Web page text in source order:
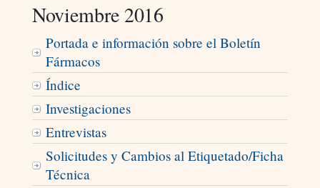
Noviembre 2016
Portada e información sobre el Boletín
Fármacos
Índice
Investigaciones
Entrevistas
Solicitudes y Cambios al Etiquetado/Ficha
Técnica